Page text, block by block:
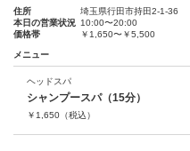
住所
埼玉県行田市持田2-1-36
本日の営業状況 10:00〜20:00
価格帯
￥1,650〜￥5,500
メニュー
ヘッドスパ
シャンプースパ（15分）
￥ 1,650 （税込）